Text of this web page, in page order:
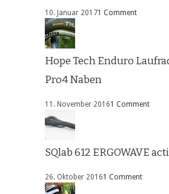
10. Januar 20171 Comment
Hope Tech Enduro
Pro4 Naben
11. November 20161 Comment
SQlab 612 ERGOWAVE
26. Oktober 20161 Comment